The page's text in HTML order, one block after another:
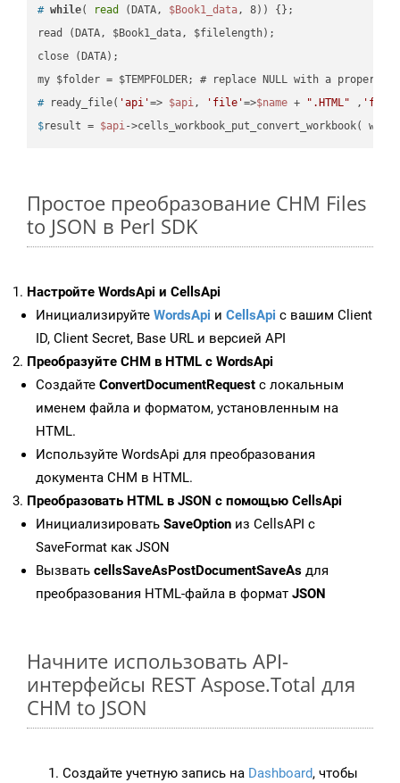
# while( read (DATA, $Book1_data, 8)) {};
read (DATA, $Book1_data, $filelength);
close (DATA);
# ready_file( 'api'=> $api, 'file'=>$name + ".HTML" ,
$result = $api->cells_workbook_put_convert_workbook(
Простое преобразование CHM Files
to JSON в Perl SDK
Настройте WordsApi и CellsApi
Инициализируйте WordsApi и CellsApi с вашим Client
ID, Client Secret, Base URL и версией API
Преобразуйте CHM в HTML с WordsApi
Создайте ConvertDocumentRequest с локальным
именем файла и форматом, установленным на
HTML.
Используйте WordsApi для преобразования
документа CHM в HTML.
Преобразовать HTML в JSON с помощью CellsApi
Инициализировать SaveOption из CellsAPI с
SaveFormat как JSON
Вызвать cellsSaveAsPostDocumentSaveAs для
преобразования HTML-файла в формат JSON
Начните использовать API-
интерфейсы REST Aspose.Total для
CHM to JSON
Создайте учетную запись на Dashboard, чтобы